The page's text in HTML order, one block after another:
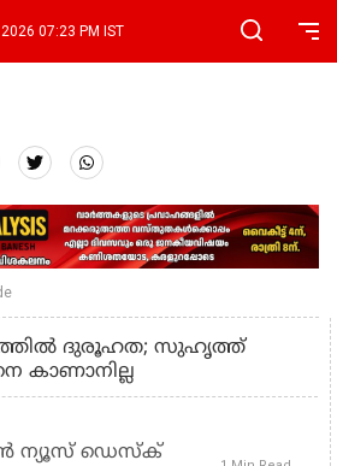
2026 07:23 PM IST
ദുരൂഹത; സുഹൃത്ത്
ന്യൂസ് ഡെസ്‌ക്